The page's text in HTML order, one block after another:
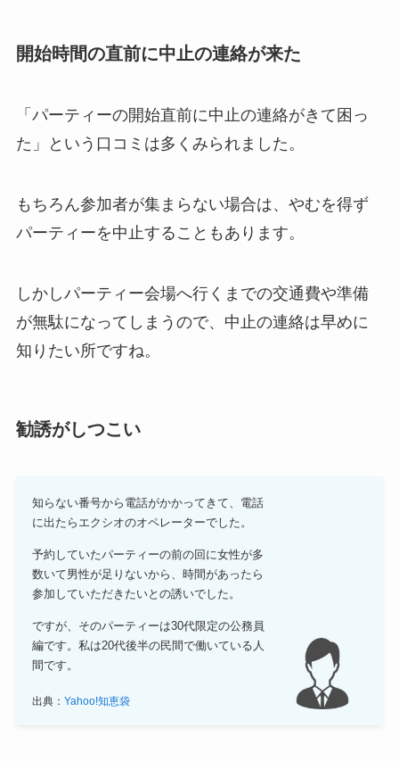
開始時間の直前に中止の連絡が来た
「パーティーの開始直前に中止の連絡がきて困っ
た」という口コミは多くみられました。
もちろん参加者が集まらない場合は、やむを得ず
パーティーを中止することもあります。
しかしパーティー会場へ行くまでの交通費や準備
が無駄になってしまうので、中止の連絡は早めに
知りたい所ですね。
勧誘がしつこい
知らない番号から電話がかかってきて、電話
に出たらエクシオのオペレーターでした。
予約していたパーティーの前の回に女性が多
数いて男性が足りないから、時間があったら
参加していただきたいとの誘いでした。
ですが、そのパーティーは30代限定の公務員
編です。私は20代後半の民間で働いている人
間です。
出典： Yahoo!知恵袋